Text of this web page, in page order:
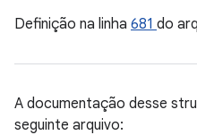
Definição na linha 681 do
A documentação desse
seguinte arquivo: